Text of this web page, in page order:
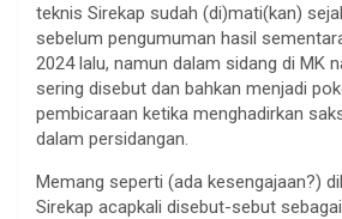
teknis Sirekap sudah (di)mati(kan)
sebelum pengumuman hasil
2024 lalu, namun dalam sidang di MK
sering disebut dan bahkan menjadi
pembicaraan ketika menghadirkan
dalam persidangan.
Memang seperti (ada kesengajaan?)
Sirekap acapkali disebut-sebut